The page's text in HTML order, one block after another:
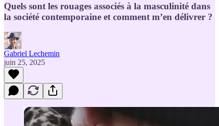
Quels sont les rouages associés à la masculinité dans
la société contemporaine et comment m’en délivrer ?
Gabriel Lechemin
juin 25, 2025